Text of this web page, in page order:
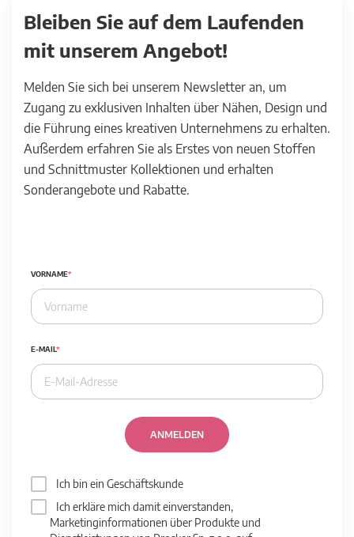
Bleiben Sie auf dem Laufenden
mit unserem Angebot!
Melden Sie sich bei unserem Newsletter an, um
Zugang zu exklusiven Inhalten über Nähen, Design und
die Führung eines kreativen Unternehmens zu erhalten.
Außerdem erfahren Sie als Erstes von neuen Stoffen
und Schnittmuster Kollektionen und erhalten
Sonderangebote und Rabatte.
VORNAME
E-MAIL
ANMELDEN
Ich bin ein Geschäftskunde
Ich erkläre mich damit einverstanden,
Marketinginformationen über Produkte und